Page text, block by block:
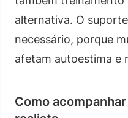
alternativa. O
necessário, porque
afetam autoestima e
Como